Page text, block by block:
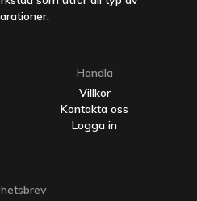
Handla
Villkor
Kontakta oss
Logga in